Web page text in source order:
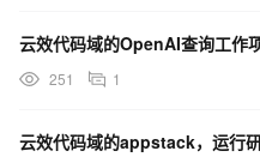
251 1